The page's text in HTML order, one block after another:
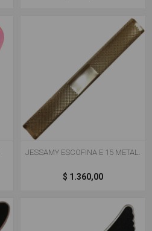
JESSAMY ESCOFINA E 15 METAL.
$ 1.360,00